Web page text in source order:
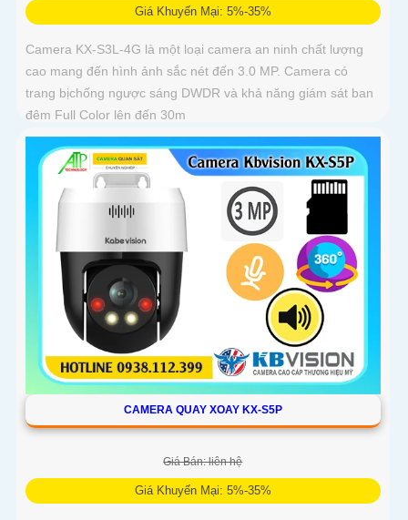
Giá Khuyến Mại: 5%-35%
Camera KX-S3L-4G là một loại camera an ninh chất lượng
cao mang đến hình ảnh sắc nét đến 3.0 MP. Camera có
trang bịchống ngược sáng DWDR và khả năng giám sát ban
đêm Full Color lên đến 30m
CAMERA QUAY XOAY KX-S5P
Giá Bán: liên hệ
Giá Khuyến Mại: 5%-35%